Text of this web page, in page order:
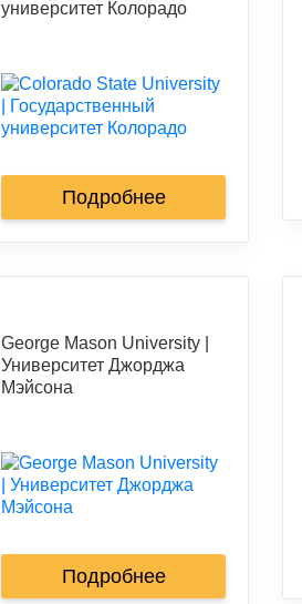
университет Колорадо
Подробнее
George Mason University |
Университет Джорджа
Мэйсона
Подробнее